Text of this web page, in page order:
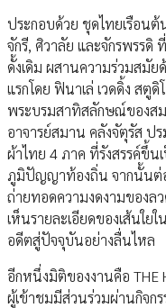
ประกอบด้วย ชุดไทยเรือน
จักรี, ศิวาลัย และจักรพรรดิ
ดั้งเดิม ผสานความร่วมสมัย
แรกโดย ฟินาเล่ เวดดิ้ง สตู
พระบรมสาทิสลักษณ์ของส
อาจารย์สมาน คลังจัตุรัส ป
ผ้าไทย 4 ภาค ที่รังสรรค์ขึ้
ภูมิปัญญาท้องถิ่น จากนั้นต่อ
ถ่ายทอดความงดงามของล
เห็นรายละเอียดของเส้นใ
อดีตสู่ปัจจุบันอย่างลื่นไหล
อีกหนึ่งมิติของงานคือ THE
ผู้เข้าชมมีส่วนร่วมผ่านกิจก